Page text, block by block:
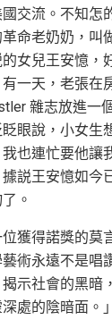
交流。不知怎
命老奶奶，叫
女兒王安憶，
一天，老張在
雜志放進一
眼說，小女生
也連忙要他讓
説王安憶如今
。
獲得諾獎的莫
術永遠不是唱
示社會的黑暗
處的陰暗面。